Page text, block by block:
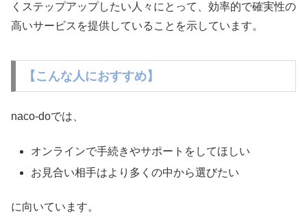
くステップアップしたい人々にとって、効率的で確実性の
高いサービスを提供していることを示しています。
【こんな人におすすめ】
naco-doでは、
オンラインで手続きやサポートをしてほしい
お見合い相手はより多くの中から選びたい
に向いています。